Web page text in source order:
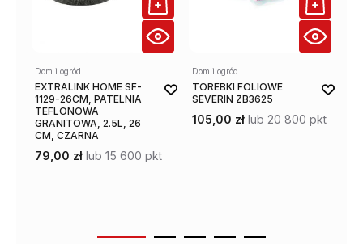
Dom i ogród
EXTRALINK HOME SF-
1129-26CM, PATELNIA
TEFLONOWA
GRANITOWA, 2.5L, 26
CM, CZARNA
79,00 zł lub 15 600 pkt
Dom i ogród
TOREBKI FOLIOWE
SEVERIN ZB3625
105,00 zł lub 20 800 pkt